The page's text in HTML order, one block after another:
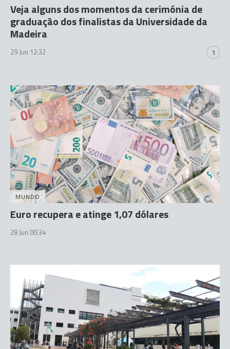
Veja alguns dos momentos da cerimónia de
graduação dos finalistas da Universidade da
Madeira
29 Jun 12:32 1
MUNDO
Euro recupera e atinge 1,07 dólares
28 Jun 00:34